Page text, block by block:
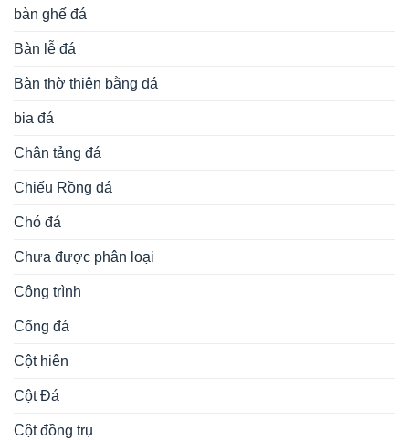
bàn ghế đá
Bàn lễ đá
Bàn thờ thiên bằng đá
bia đá
Chân tảng đá
Chiếu Rồng đá
Chó đá
Chưa được phân loại
Công trình
Cổng đá
Cột hiên
Cột Đá
Cột đồng trụ